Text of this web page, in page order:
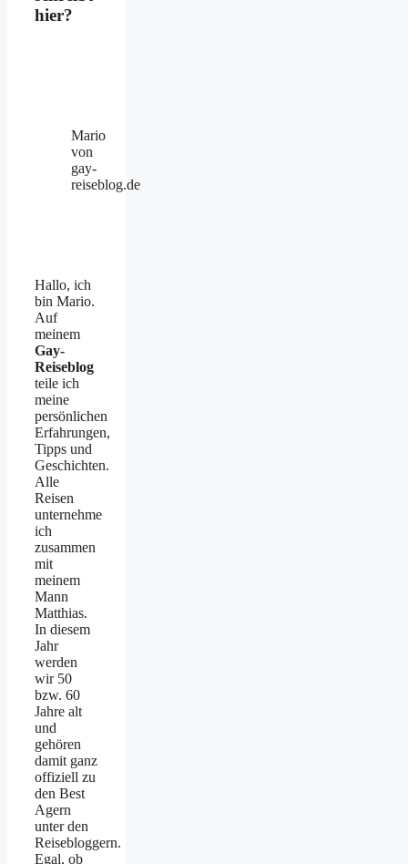
hier?
Mario
von
gay-
reiseblog.de
Hallo, ich
bin Mario.
Auf
meinem
Gay-
Reiseblog
teile ich
meine
persönlichen
Erfahrungen,
Tipps und
Geschichten.
Alle
Reisen
unternehme
ich
zusammen
mit
meinem
Mann
Matthias.
In diesem
Jahr
werden
wir 50
bzw. 60
Jahre alt
und
gehören
damit ganz
offiziell zu
den Best
Agern
unter den
Reisebloggern.
Egal, ob